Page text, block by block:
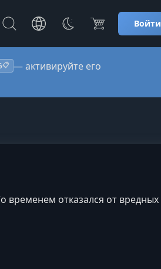
Войти
📋 — активируйте его
временем отказался от вредных